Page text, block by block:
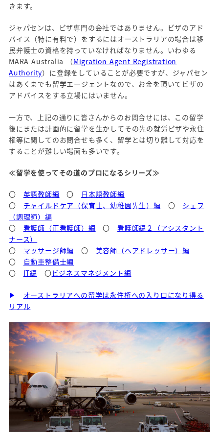
きます。
ジャパセンは、ビザ専門の会社ではありません。ビザのアド
バイス（特に有料で）をするにはオーストラリアの場合は移
民弁護士の資格を持っていなければなりません。いわゆる
MARA Australia （Migration Agent Registration
Authority）に登録をしていることが必要ですが、ジャパセン
はあくまでも留学エージェントなので、お金を頂いてビザの
アドバイスをする立場にはいません。
一方で、上記の通りに皆さんからのお問合せには、この留学
後にまたは計画的に留学を生かしてその先の就労ビザや永住
権等に関してのお問合せも多く、留学とは切り離して対応を
することが難しい場面も多いです。
≪留学を使ってその道のプロになるシリーズ≫
〇 英語教師編 〇 日本語教師編
〇 チャイルドケア（保育士、幼稚園先生）編 〇 シェフ
（調理師）編
〇 看護師（正看護師）編 〇看護師編２
（アシスタント
ナース）
〇 マッサージ師編 〇 美容師（ヘアドレッサー）編
〇
自動車整備士編
〇 IT編 〇ビジネスマネジメント編
▶
オーストラリアへの留学は永住権への入り口になり得る
リアル